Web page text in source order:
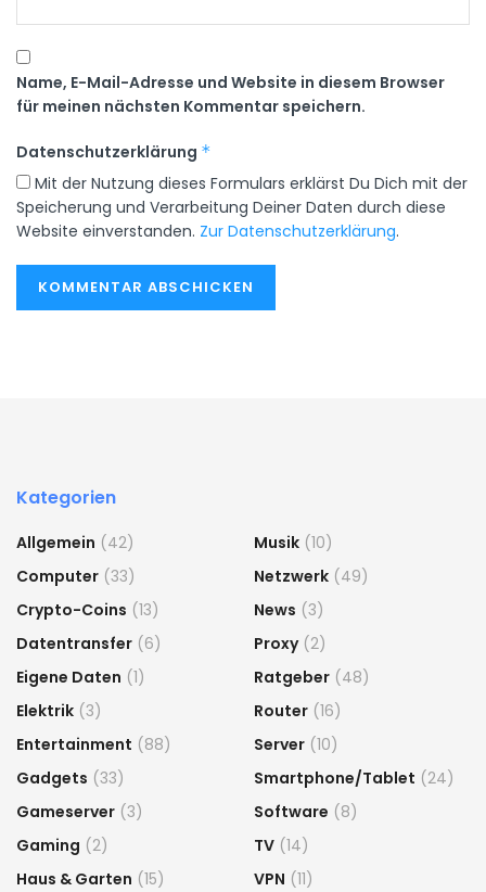
Name, E-Mail-Adresse und Website in diesem Browser
für meinen nächsten Kommentar speichern.
Datenschutzerklärung *
Mit der Nutzung dieses Formulars erklärst Du Dich mit der
Speicherung und Verarbeitung Deiner Daten durch diese
Website einverstanden. Zur Datenschutzerklärung.
Kategorien
Allgemein (42)
Computer (33)
Crypto-Coins (13)
Datentransfer (6)
Eigene Daten (1)
Elektrik (3)
Entertainment (88)
Gadgets (33)
Gameserver (3)
Gaming (2)
Haus & Garten (15)
Musik (10)
Netzwerk (49)
News (3)
Proxy(2)
Ratgeber (48)
Router (16)
Server (10)
Smartphone/Tablet (24)
Software (8)
TV (14)
VPN (11)